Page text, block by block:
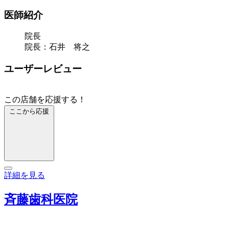
医師紹介
院長
院長：石井 将之
ユーザーレビュー
この店舗を応援する！
ここから応援
詳細を見る
斉藤歯科医院